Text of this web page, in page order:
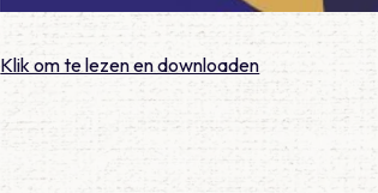
Klik om te lezen en downloaden